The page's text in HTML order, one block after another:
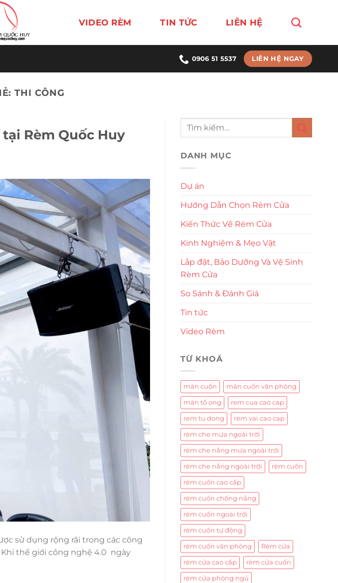
VIDEO RÈM TIN TỨC LIÊN HỆ
0906 51 5537 LIÊN HỆ NGAY
THI CÔNG
Rèm Quốc Huy
sử dụng rộng rãi trong các công
thế giới công nghệ 4.0 ngày
DANH MỤC
Dự án
Hướng Dẫn Chọn Rèm Cửa
Kiến Thức Về Rèm Cửa
Kinh Nghiệm & Mẹo Vặt
Lắp đặt, Bảo Dưỡng Và Vệ Sinh
Rèm Cửa
So Sánh & Đánh Giá
Tin tức
Video Rèm
TỪ KHOÁ
màn cuốn màn cuốn văn phòng
màn tổ ong rem cua cao cap
rem tu dong rem vai cao cap
rèm che mưa ngoài trời
rèm che nắng mưa ngoài trời
rèm che nắng ngoài trời rèm cuốn
rèm cuốn cao cấp
rèm cuốn chống nắng
rèm cuốn ngoài trời
rèm cuốn tự động
rèm cuốn văn phòng Rèm cửa
rèm cửa cao cấp rèm cửa cuốn
rèm cửa phòng ngủ